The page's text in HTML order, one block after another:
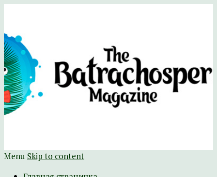
The Batrachospermum Magazine
Батрахоспермум (официальный сайт)
Menu Skip to content